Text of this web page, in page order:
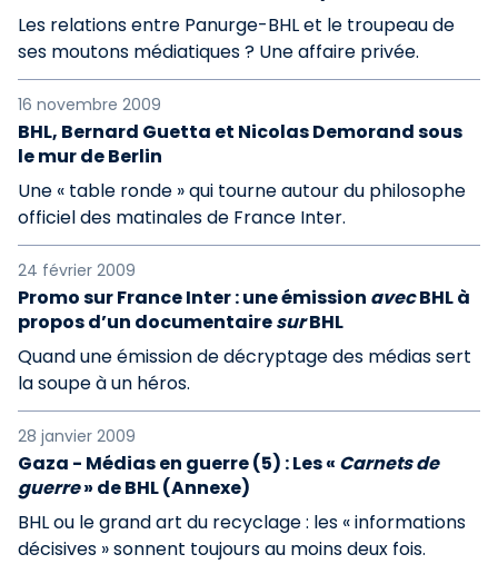
Les relations entre Panurge-BHL et le troupeau de
ses moutons médiatiques ? Une affaire privée.
16 novembre 2009
BHL, Bernard Guetta et Nicolas Demorand sous
le mur de Berlin
Une « table ronde » qui tourne autour du philosophe
officiel des matinales de France Inter.
24 février 2009
Promo sur France Inter : une émission avecBHL à
propos d’un documentairesurBHL
Quand une émission de décryptage des médias sert
la soupe à un héros.
28 janvier 2009
Gaza - Médias en guerre (5) : Les « Carnets de
guerre» de BHL (Annexe)
BHL ou le grand art du recyclage : les « informations
décisives » sonnent toujours au moins deux fois.